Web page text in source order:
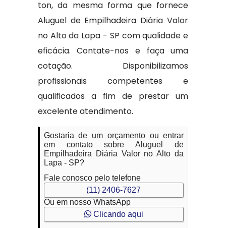
ton, da mesma forma que fornece
Aluguel de Empilhadeira Diária Valor
no Alto da Lapa - SP com qualidade e
eficácia. Contate-nos e faça uma
cotação. Disponibilizamos
profissionais competentes e
qualificados a fim de prestar um
excelente atendimento.
Gostaria de um orçamento ou entrar
em contato sobre Aluguel de
Empilhadeira Diária Valor no Alto da
Lapa - SP?
Fale conosco pelo telefone
(11) 2406-7627
Ou em nosso WhatsApp
Clicando aqui